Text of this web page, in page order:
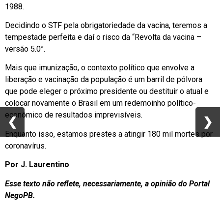
1988.
Decidindo o STF pela obrigatoriedade da vacina, teremos a
tempestade perfeita e daí o risco da “Revolta da vacina –
versão 5.0”.
Mais que imunização, o contexto político que envolve a
liberação e vacinação da população é um barril de pólvora
que pode eleger o próximo presidente ou destituir o atual e
colocar novamente o Brasil em um redemoinho político-
econômico de resultados imprevisíveis.
Enquanto isso, estamos prestes a atingir 180 mil mortes por
coronavírus.
Por J. Laurentino
Esse texto não reflete, necessariamente, a opinião do Portal
NegoPB.
❮ ❯
❮ ❯